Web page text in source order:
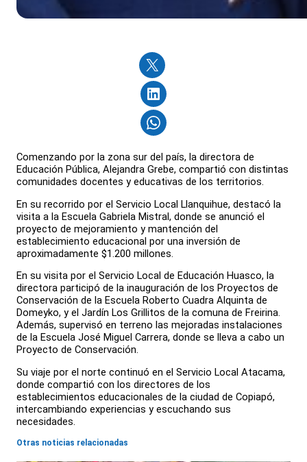
Comenzando por la zona sur del país, la directora de
Educación Pública, Alejandra Grebe, compartió con distintas
comunidades docentes y educativas de los territorios.
En su recorrido por el Servicio Local Llanquihue, destacó la
visita a la Escuela Gabriela Mistral, donde se anunció el
proyecto de mejoramiento y mantención del
establecimiento educacional por una inversión de
aproximadamente $1.200 millones.
En su visita por el Servicio Local de Educación Huasco, la
directora participó de la inauguración de los Proyectos de
Conservación de la Escuela Roberto Cuadra Alquinta de
Domeyko, y el Jardín Los Grillitos de la comuna de Freirina.
Además, supervisó en terreno las mejoradas instalaciones
de la Escuela José Miguel Carrera, donde se lleva a cabo un
Proyecto de Conservación.
Su viaje por el norte continuó en el Servicio Local Atacama,
donde compartió con los directores de los
establecimientos educacionales de la ciudad de Copiapó,
intercambiando experiencias y escuchando sus
necesidades.
Otras noticias relacionadas